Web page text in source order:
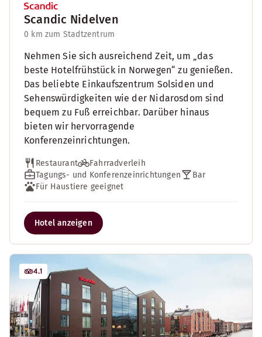
Scandic Nidelven
0 km zum Stadtzentrum
Nehmen Sie sich ausreichend Zeit, um „das
beste Hotelfrühstück in Norwegen“ zu genießen.
Das beliebte Einkaufszentrum Solsiden und
Sehenswürdigkeiten wie der Nidarosdom sind
bequem zu Fuß erreichbar. Darüber hinaus
bieten wir hervorragende
Konferenzeinrichtungen.
Restaurant
Fahrradverleih
Tagungs- und Konferenzeinrichtungen
Bar
Für Haustiere geeignet
Hotel anzeigen
4.1